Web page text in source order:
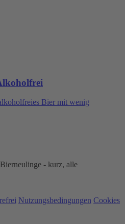
Bier mit wenig
- kurz, alle
Nutzungsbedingungen Cookies